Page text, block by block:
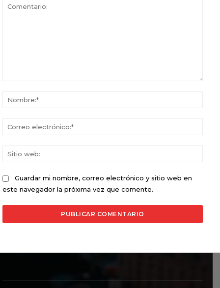
Guardar mi nombre, correo electrónico y sitio web en
este navegador la próxima vez que comente.